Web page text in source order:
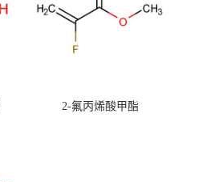
2-氟丙烯酸甲酯